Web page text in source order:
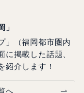
」
」（福岡都市圏内
掲載した話題、
紹介します！
へ